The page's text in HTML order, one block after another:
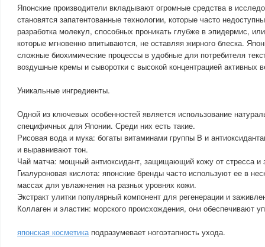
Японские производители вкладывают огромные средства в
становятся запатентованные технологии, которые часто
разработка молекул, способных проникать глубже в эпидермис,
которые мгновенно впитываются, не оставляя жирного блеска.
сложные биохимические процессы в удобные для потребителя
воздушные кремы и сыворотки с высокой концентрацией активных
Уникальные ингредиенты.
Одной из ключевых особенностей является использование
специфичных для Японии. Среди них есть такие.
Рисовая вода и мука: богаты витаминами группы B и
и выравнивают тон.
Чай матча: мощный антиоксидант, защищающий кожу от стресса и
Гиалуроновая кислота: японские бренды часто используют ее в
массах для увлажнения на разных уровнях кожи.
Экстракт улитки популярный компонент для регенерации и
Коллаген и эластин: морского происхождения, они обеспечивают
японская косметикаподразумевает ногоэтапность ухода.